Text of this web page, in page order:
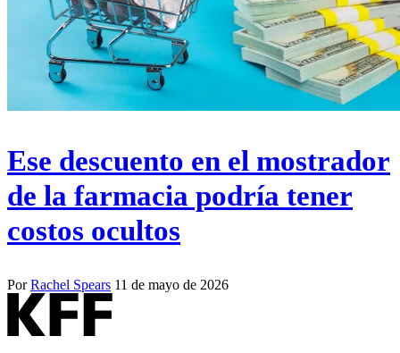
Ese descuento en el mostrador
de la farmacia podría tener
costos ocultos
PorRachel Spears 11 de mayo de 2026